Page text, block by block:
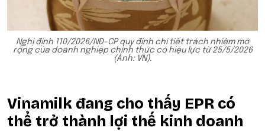
Nghị định 110/2026/NĐ-CP quy định chi tiết trách nhiệm mở
rộng của doanh nghiệp chính thức có hiệu lực từ 25/5/2026
(Ảnh: VN).
Vinamilk đang cho thấy EPR có
thể trở thành lợi thế kinh doanh